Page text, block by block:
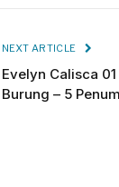
NEXT ARTICLE
Evelyn Calisca
Burung – 5